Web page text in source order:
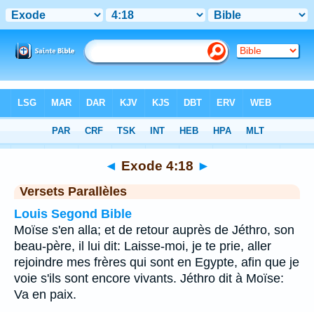
Chapitre 4> Verset 18
◄ Exode 4:18 ►
Versets Parallèles
Louis Segond Bible
Moïse s'en alla; et de retour auprès de Jéthro, son
beau-père, il lui dit: Laisse-moi, je te prie, aller
rejoindre mes frères qui sont en Egypte, afin que je
voie s'ils sont encore vivants. Jéthro dit à Moïse:
Va en paix.